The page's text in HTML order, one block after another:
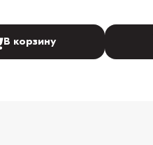
В корзину